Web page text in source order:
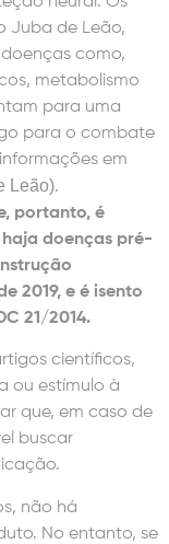
Juba de Leão,
como,
metabolismo
para uma
para o combate
em
Leão).
portanto, é
doenças pré-
2019, e é isento
21/2014.
científicos,
ou estímulo à
que, em caso de
buscar
não há
No entanto, se